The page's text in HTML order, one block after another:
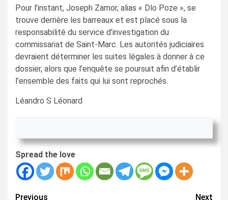
Pour l’instant, Joseph Zamor, alias « Dlo Poze », se
trouve derrière les barreaux et est placé sous la
responsabilité du service d’investigation du
commissariat de Saint-Marc. Les autorités judiciaires
devraient déterminer les suites légales à donner à ce
dossier, alors que l’enquête se poursuit afin d’établir
l’ensemble des faits qui lui sont reprochés.
Léandro S Léonard
Spread the love
Previous
Next